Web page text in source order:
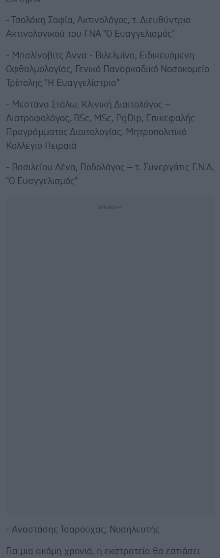
- Τσολάκη Σοφία, Ακτινολόγος, τ. Διευθύντρια
Ακτινολογικού του ΓΝΑ "Ο Ευαγγελισμός"
- Μπαλίνοβιτς Άννα - Βιλελμίνα, Ειδικευόμενη
Οφθαλμολογίας, Γενικό Παναρκαδικό Νοσοκομείο
Τρίπολης "Η Ευαγγελίστρια"
- Μεστάνα Στάλω, Κλινική Διαιτολόγος –
Διατροφολόγος, BSc, MSc, PgDip, Επικεφαλής
Προγράμματος Διαιτολογίας, Μητροπολιτικό
Κολλέγιο Πειραιά
- Βασιλείου Λένα, Ποδολόγος – τ. Συνεργάτις Γ.Ν.Α.
"Ο Ευαγγελισμός"
- Αναστάσης Τσαρούχας, Νοσηλευτής
Για μια ακόμη χρονιά, η εκστρατεία θα εστιάσει